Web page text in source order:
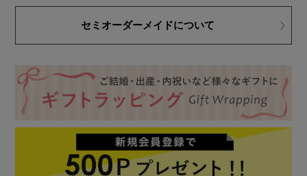
セミオーダーメイドについて